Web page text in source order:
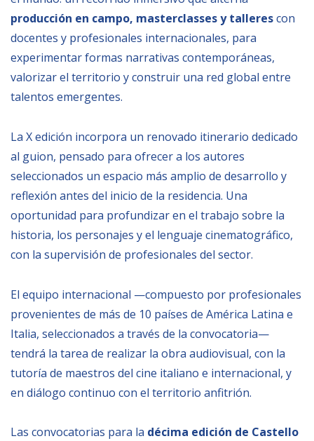
NEWSLETTER
producción en campo, masterclasses y tallerescon
docentes y profesionales internacionales, para
experimentar formas narrativas contemporáneas,
valorizar el territorio y construir una red global entre
talentos emergentes.
La X edición incorpora un renovado itinerario dedicado
al guion, pensado para ofrecer a los autores
seleccionados un espacio más amplio de desarrollo y
reflexión antes del inicio de la residencia. Una
oportunidad para profundizar en el trabajo sobre la
historia, los personajes y el lenguaje cinematográfico,
con la supervisión de profesionales del sector.
El equipo internacional —compuesto por profesionales
provenientes de más de 10 países de América Latina e
Italia, seleccionados a través de la convocatoria—
tendrá la tarea de realizar la obra audiovisual, con la
tutoría de maestros del cine italiano e internacional, y
en diálogo continuo con el territorio anfitrión.
Las convocatorias para la décima edición de Castello